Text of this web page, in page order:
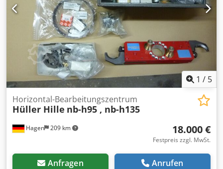
1 / 5
Hagen 209 km
Horizontal-Bearbeitungszentrum
Hüller Hille nb-h95 , nb-h135
18.000 €
Festpreis zzgl. MwSt.
Anfragen Anrufen